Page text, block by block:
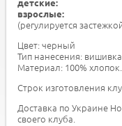
детские:
взрослые:
(регулируется
Цвет: черный
Тип нанесения: вишивка
Материал: 100% хлопок.
Строк изготовления
Доставка по Украине
своего клуба.